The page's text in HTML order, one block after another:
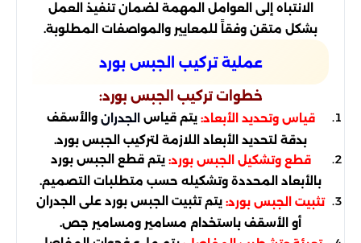
الانتباه إلى العوامل المهمة لضمان تنفيذ العمل
بشكل متقن وفقاً للمعايير والمواصفات المطلوبة.
عملية تركيب الجبس بورد
خطوات تركيب الجبس بورد:
قياس وتحديد الأبعاد: يتم قياس الجدران والأسقف
بدقة لتحديد الأبعاد اللازمة لتركيب الجبس بورد.
قطع وتشكيل الجبس بورد:يتم قطع الجبس بورد
بالأبعاد المحددة وتشكيله حسب متطلبات التصميم.
تثبيت الجبس بورد: يتم تثبيت الجبس بورد على الجدران
أو الأسقف باستخدام مسامير ومسامير جص.